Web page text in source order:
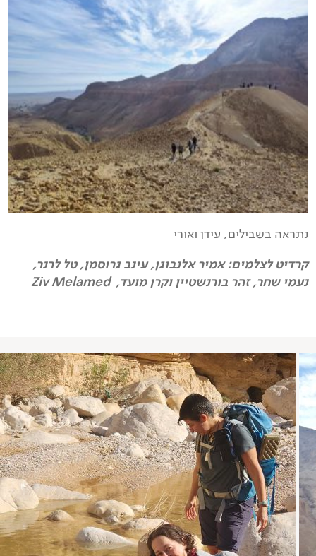
נתראה בשבילים, עידן ואורי
קרדיט לצלמים: אמיר אלנבוגן, עינב גרוסמן, טל לרנר,
נעמי שחר, זהר בורנשטיין וקרן מועד, Ziv Melamed